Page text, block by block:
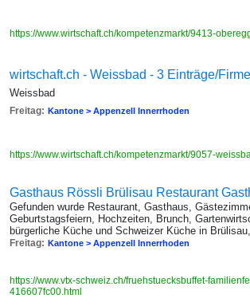
https://www.wirtschaft.ch/kompetenzmarkt/9413-
wirtschaft.ch - Weissbad - 3 Einträge/
Weissbad
Freitag: Kantone > Appenzell Innerrhoden
https://www.wirtschaft.ch/kompetenzmarkt/9057-
Gasthaus Rössli Brülisau Restaurant
Gefunden wurde Restaurant, Gasthaus,
Geburtstagsfeiern, Hochzeiten, Brunch,
bürgerliche Küche und Schweizer Küche in
Freitag: Kantone > Appenzell Innerrhoden
https://www.vtx-schweiz.ch/fruehstuecksbuffet-
416607fc00.html